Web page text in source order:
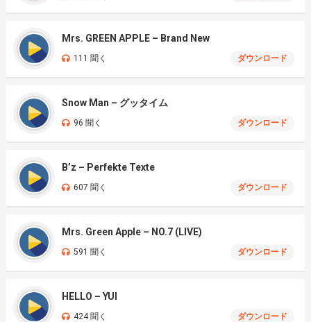
Mrs. GREEN APPLE – Brand New
111 聞く ダウンロード
Snow Man – グッタイム
96 聞く ダウンロード
B’z – Perfekte Texte
607 聞く ダウンロード
Mrs. Green Apple – NO.7 (LIVE)
591 聞く ダウンロード
HELLO – YUI
424 聞く ダウンロード